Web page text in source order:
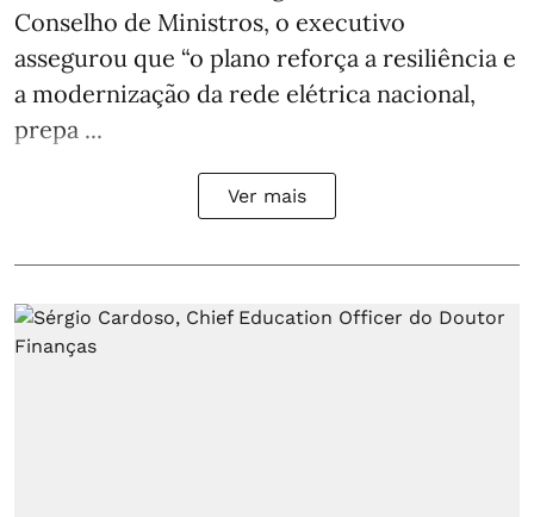
Conselho de Ministros, o executivo
assegurou que “o plano reforça a resiliência e
a modernização da rede elétrica nacional,
prepa ...
Ver mais